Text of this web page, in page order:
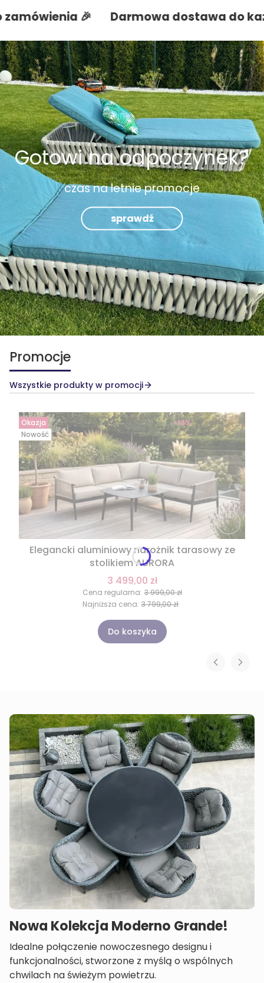
🎉 Darmowa dostawa do każdego
Gotowi na odpoczynek?
czas na letnie promocje
sprawdź
Promocje
Wszystkie produkty w promocji
Okazja
Nowość
Elegancki aluminiowy narożnik tarasowy ze
stolikiem AURORA
3 499,00 zł
Cena regularna: 3 999,00 zł
-13%
Najniższa cena: 3 799,00 zł
Do koszyka
Nowa Kolekcja Moderno Grande!
Idealne połączenie nowoczesnego designu i
funkcjonalności, stworzone z myślą o wspólnych
chwilach na świeżym powietrzu.